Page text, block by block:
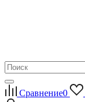
Сравнение0